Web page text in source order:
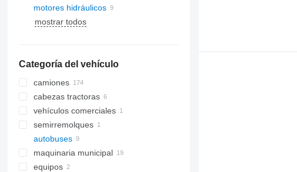
motores hidráulicos
mostrar todos
Categoría del vehículo
camiones
cabezas tractoras
vehículos comerciales
semirremolques
autobuses
maquinaria municipal
maquinaria de limpieza viaria
equipos